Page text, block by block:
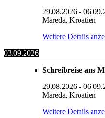
29.08.2026 -
Mareda, Kroatien
Weitere Details
03.09.2026
Schreibreise ans
29.08.2026 -
Mareda, Kroatien
Weitere Details